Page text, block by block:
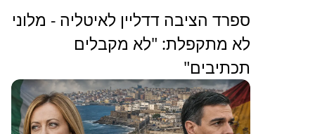
ספרד הציבה דדליין לאיטליה - מלוני
לא מתקפלת: "לא מקבלים
תכתיבים"